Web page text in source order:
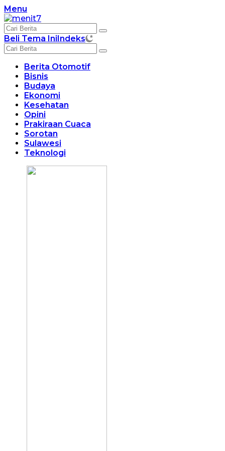
Langsung
ke
konten
Menu
Beli Tema IniIndeks
Berita Otomotif
Bisnis
Budaya
Ekonomi
Kesehatan
Opini
Prakiraan Cuaca
Sorotan
Sulawesi
Teknologi